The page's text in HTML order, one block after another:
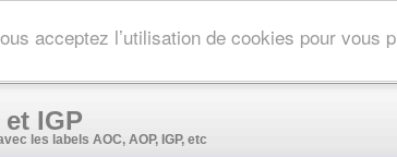
acceptez l’utilisation de cookies pour
et IGP
les labels AOC, AOP, IGP, etc